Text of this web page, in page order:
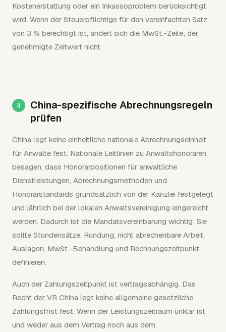
Kostenerstattung oder ein Inkassoproblem berücksichtigt
wird. Wenn der Steuerpflichtige für den vereinfachten Satz
von 3 % berechtigt ist, ändert sich die MwSt.-Zeile; der
genehmigte Zeitwert nicht.
China-spezifische Abrechnungsregeln
prüfen
China legt keine einheitliche nationale Abrechnungseinheit
für Anwälte fest. Nationale Leitlinien zu Anwaltshonoraren
besagen, dass Honorarpositionen für anwaltliche
Dienstleistungen, Abrechnungsmethoden und
Honorarstandards grundsätzlich von der Kanzlei festgelegt
und jährlich bei der lokalen Anwaltsvereinigung eingereicht
werden. Dadurch ist die Mandatsvereinbarung wichtig: Sie
sollte Stundensätze, Rundung, nicht abrechenbare Arbeit,
Auslagen, MwSt.-Behandlung und Rechnungszeitpunkt
definieren.
Auch der Zahlungszeitpunkt ist vertragsabhängig. Das
Recht der VR China legt keine allgemeine gesetzliche
Zahlungsfrist fest. Wenn der Leistungszeitraum unklar ist
und weder aus dem Vertrag noch aus dem